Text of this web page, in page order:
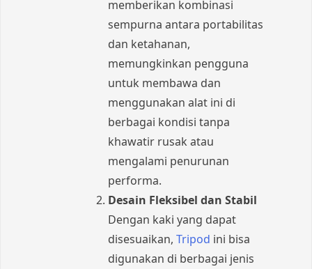
memberikan kombinasi
sempurna antara portabilitas
dan ketahanan,
memungkinkan pengguna
untuk membawa dan
menggunakan alat ini di
berbagai kondisi tanpa
khawatir rusak atau
mengalami penurunan
performa.
Desain Fleksibel dan Stabil
Dengan kaki yang dapat
disesuaikan, Tripod ini bisa
digunakan di berbagai jenis